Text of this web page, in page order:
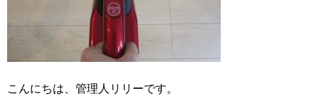
こんにちは、管理人リリーです。